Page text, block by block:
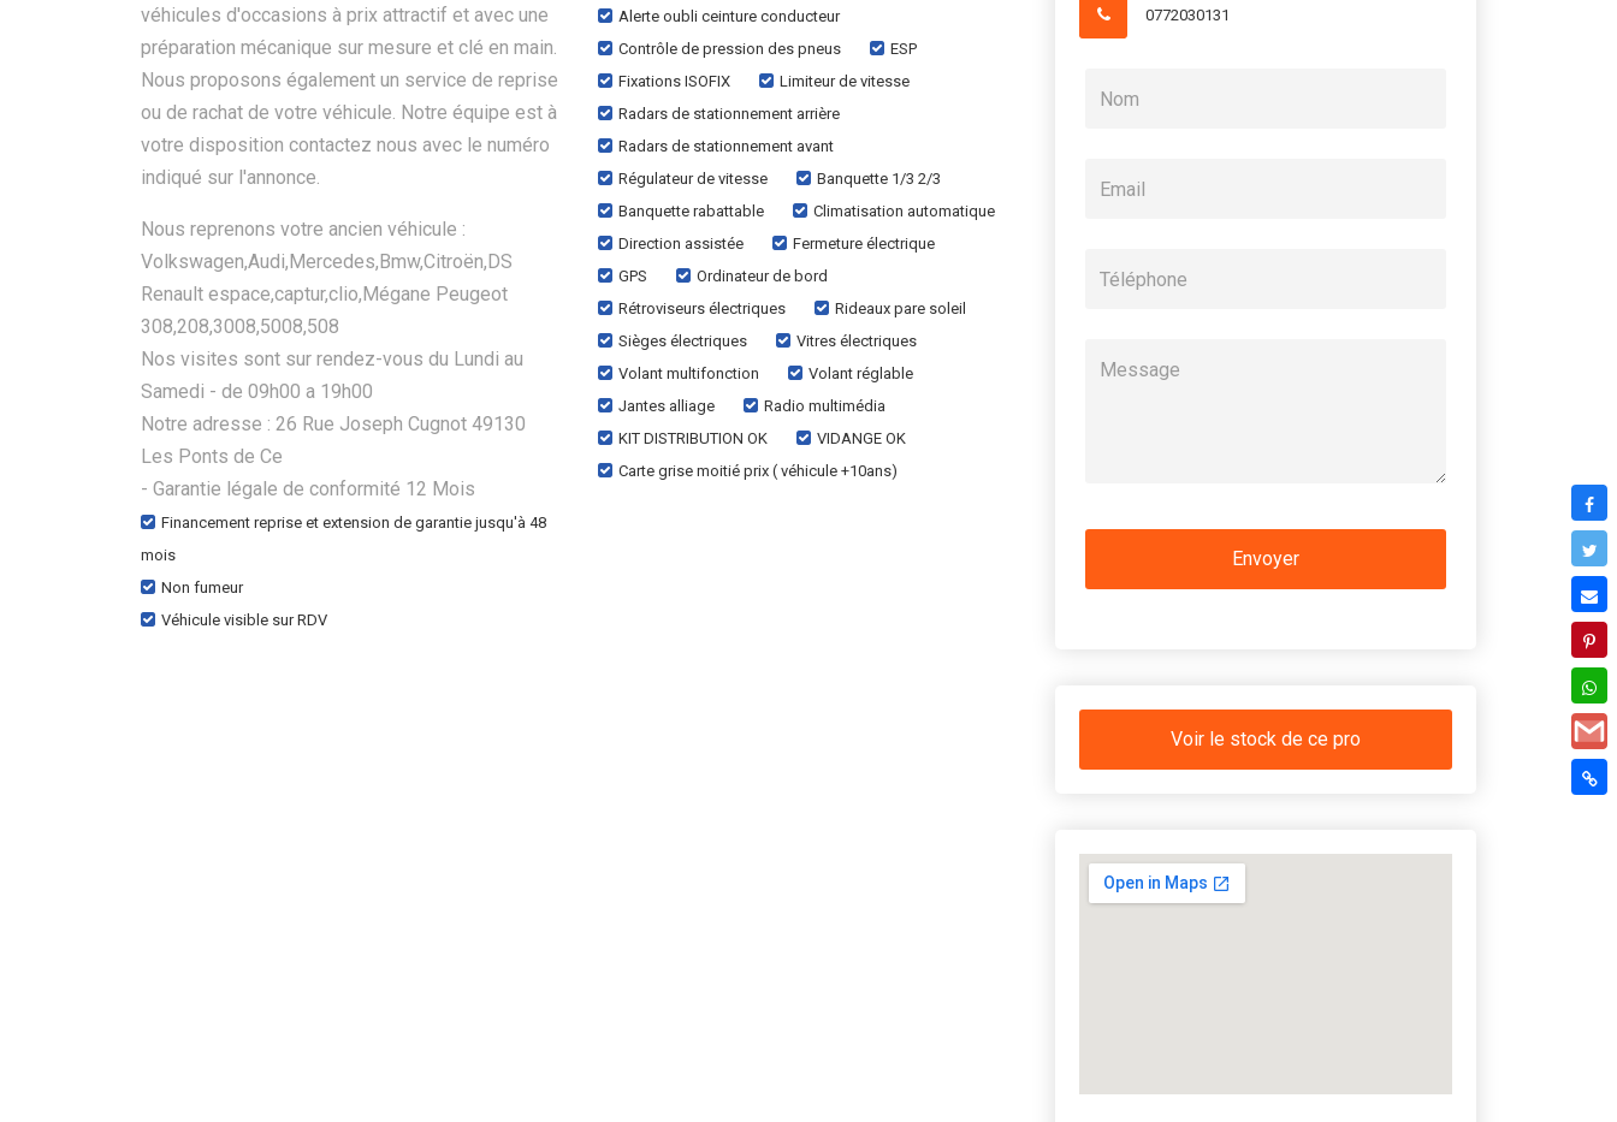
véhicules d'occasions à prix attractif et avec une
préparation mécanique sur mesure et clé en main.
Nous proposons également un service de reprise
ou de rachat de votre véhicule. Notre équipe est à
votre disposition contactez nous avec le numéro
indiqué sur l'annonce.
Nous reprenons votre ancien véhicule :
Volkswagen,Audi,Mercedes,Bmw,Citroën,DS
Renault espace,captur,clio,Mégane Peugeot
308,208,3008,5008,508
Nos visites sont sur rendez-vous du Lundi au
Samedi - de 09h00 a 19h00
Notre adresse : 26 Rue Joseph Cugnot 49130
Les Ponts de Ce
- Garantie légale de conformité 12 Mois
Financement reprise et extension de garantie jusqu'à 48
mois
Non fumeur
Véhicule visible sur RDV
Alerte oubli ceinture conducteur
Contrôle de pression des pneus
ESP
Fixations ISOFIX
Limiteur de vitesse
Radars de stationnement arrière
Radars de stationnement avant
Régulateur de vitesse
Banquette 1/3 2/3
Banquette rabattable
Climatisation automatique
Direction assistée
Fermeture électrique
GPS
Ordinateur de bord
Rétroviseurs électriques
Rideaux pare soleil
Sièges électriques
Vitres électriques
Volant multifonction
Volant réglable
Jantes alliage
Radio multimédia
KIT DISTRIBUTION OK
VIDANGE OK
Carte grise moitié prix ( véhicule +10ans)
0772030131
Voir le stock de ce pro